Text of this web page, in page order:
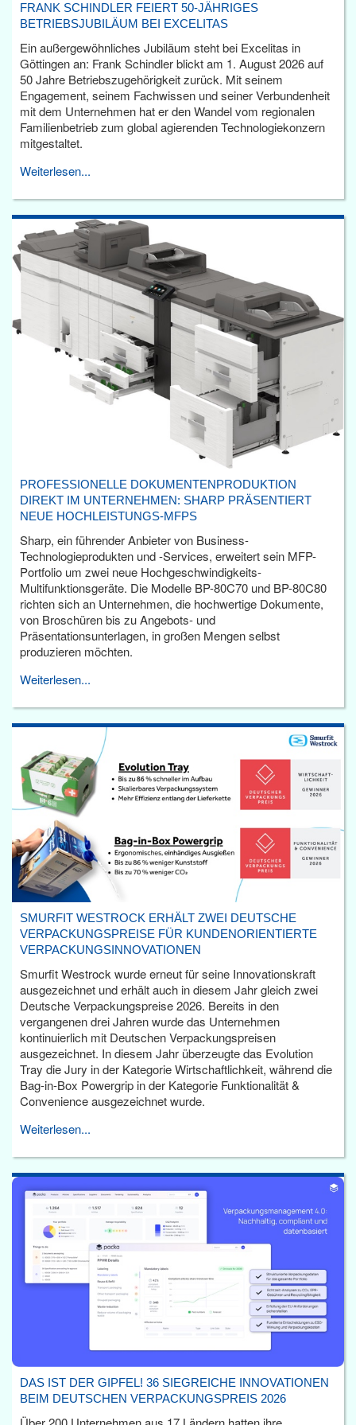
FRANK SCHINDLER FEIERT 50-JÄHRIGES
BETRIEBSJUBILÄUM BEI EXCELITAS
Ein außergewöhnliches Jubiläum steht bei Excelitas in
Göttingen an: Frank Schindler blickt am 1. August 2026 auf
50 Jahre Betriebszugehörigkeit zurück. Mit seinem
Engagement, seinem Fachwissen und seiner Verbundenheit
mit dem Unternehmen hat er den Wandel vom regionalen
Familienbetrieb zum global agierenden Technologiekonzern
mitgestaltet.
Weiterlesen...
PROFESSIONELLE DOKUMENTENPRODUKTION
DIREKT IM UNTERNEHMEN: SHARP PRÄSENTIERT
NEUE HOCHLEISTUNGS-MFPS
Sharp, ein führender Anbieter von Business-
Technologieprodukten und -Services, erweitert sein MFP-
Portfolio um zwei neue Hochgeschwindigkeits-
Multifunktionsgeräte. Die Modelle BP-80C70 und BP-80C80
richten sich an Unternehmen, die hochwertige Dokumente,
von Broschüren bis zu Angebots- und
Präsentationsunterlagen, in großen Mengen selbst
produzieren möchten.
Weiterlesen...
SMURFIT WESTROCK ERHÄLT ZWEI DEUTSCHE
VERPACKUNGSPREISE FÜR KUNDENORIENTIERTE
VERPACKUNGSINNOVATIONEN
Smurfit Westrock wurde erneut für seine Innovationskraft
ausgezeichnet und erhält auch in diesem Jahr gleich zwei
Deutsche Verpackungspreise 2026. Bereits in den
vergangenen drei Jahren wurde das Unternehmen
kontinuierlich mit Deutschen Verpackungspreisen
ausgezeichnet. In diesem Jahr überzeugte das Evolution
Tray die Jury in der Kategorie Wirtschaftlichkeit, während die
Bag-in-Box Powergrip in der Kategorie Funktionalität &
Convenience ausgezeichnet wurde.
Weiterlesen...
DAS IST DER GIPFEL! 36 SIEGREICHE INNOVATIONEN
BEIM DEUTSCHEN VERPACKUNGSPREIS 2026